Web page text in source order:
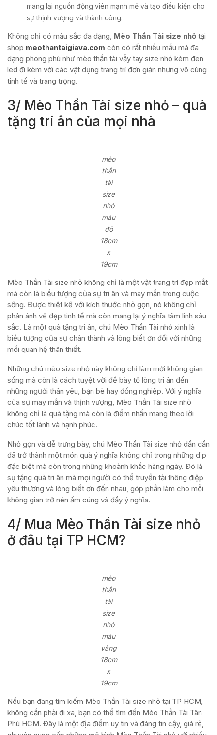
mang lại nguồn động viên mạnh mẽ và tạo điều kiện cho
sự thịnh vượng và thành công.
Không chỉ có màu sắc đa dạng, Mèo Thần Tài size nhỏ tại
shop meothantaigiava.com còn có rất nhiều mẫu mã đa
dạng phong phú như mèo thần tài vẫy tay size nhỏ kèm đen
led đi kèm với các vật dụng trang trí đơn giản nhưng vô cùng
tinh tế và trang trọng.
3/ Mèo Thần Tài size nhỏ – quà
tặng tri ân của mọi nhà
mèo
thần
tài
size
nhỏ
màu
đỏ
18cm
x
19cm
Mèo Thần Tài size nhỏ không chỉ là một vật trang trí đẹp mắt
mà còn là biểu tượng của sự tri ân và may mắn trong cuộc
sống. Được thiết kế với kích thước nhỏ gọn, nó không chỉ
phản ánh vẻ đẹp tinh tế mà còn mang lại ý nghĩa tâm linh sâu
sắc. Là một quà tặng tri ân, chú Mèo Thần Tài nhỏ xinh là
biểu tượng của sự chân thành và lòng biết ơn đối với những
mối quan hệ thân thiết.
Những chú mèo size nhỏ này không chỉ làm mới không gian
sống mà còn là cách tuyệt vời để bày tỏ lòng tri ân đến
những người thân yêu, bạn bè hay đồng nghiệp. Với ý nghĩa
của sự may mắn và thịnh vượng, Mèo Thần Tài size nhỏ
không chỉ là quà tặng mà còn là điểm nhấn mang theo lời
chúc tốt lành và hạnh phúc.
Nhỏ gọn và dễ trưng bày, chú Mèo Thần Tài size nhỏ dần dần
đã trở thành một món quà ý nghĩa không chỉ trong những dịp
đặc biệt mà còn trong những khoảnh khắc hàng ngày. Đó là
sự tặng quà tri ân mà mọi người có thể truyền tải thông điệp
yêu thương và lòng biết ơn đến nhau, góp phần làm cho mỗi
không gian trở nên ấm cúng và đầy ý nghĩa.
4/ Mua Mèo Thần Tài size nhỏ
ở đâu tại TP HCM?
mèo
thần
tài
size
nhỏ
màu
vàng
18cm
x
19cm
Nếu bạn đang tìm kiếm Mèo Thần Tài size nhỏ tại TP HCM,
không cần phải đi xa, bạn có thể tìm đến Mèo Thần Tài Tân
Phú HCM. Đây là một địa điểm uy tín và đáng tin cậy, giá rẻ,